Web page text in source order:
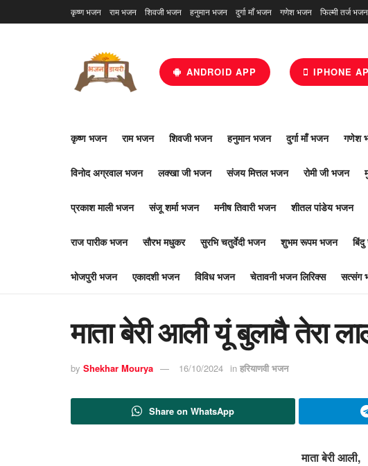
कृष्ण भजन राम भजन शिवजी भजन हनुमान भजन दुर्गा माँ भजन गणेश भजन फिल्मी तर्ज भजन
ANDROID APP IPHONE
कृष्ण भजन राम भजन शिवजी भजन हनुमान भजन दुर्गा माँ भजन गणेश
विनोद अग्रवाल भजन लक्खा जी भजन संजय मित्तल भजन रोमी जी भजन
प्रकाश माली भजन संजू शर्मा भजन मनीष तिवारी भजन शीतल पांडेय भजन
राज पारीक भजन सौरभ मधुकर सुरभि चतुर्वेदी भजन शुभम रूपम भजन
भोजपुरी भजन एकादशी भजन विविध भजन चेतावनी भजन लिरिक्स सत्संग
माता बेरी आली यूं बुलावै तेरा
by Shekhar Mourya 16/10/2024 in हरियाणवी भजन
Share on WhatsApp
माता बेरी आली,